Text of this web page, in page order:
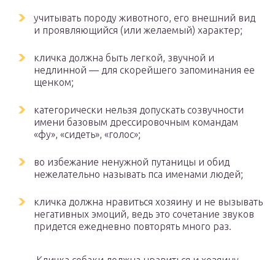
учитывать породу животного, его внешний вид
и проявляющийся (или желаемый) характер;
кличка должна быть легкой, звучной и
недлинной — для скорейшего запоминания ее
щенком;
категорически нельзя допускать созвучности
имени базовым дрессировочным командам
«фу», «сидеть», «голос»;
во избежание ненужной путаницы и обид
нежелательно называть пса именами людей;
кличка должна нравиться хозяину и не вызывать
негативных эмоций, ведь это сочетание звуков
придется ежедневно повторять много раз.